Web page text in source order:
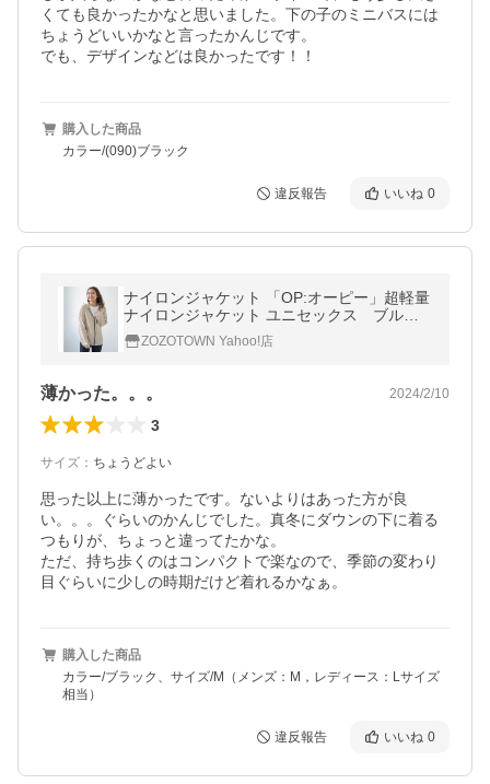
くても良かったかなと思いました。下の子のミニバスには
ちょうどいいかなと言ったかんじです。
でも、デザインなどは良かったです！！
購入した商品
カラー/(090)ブラック
違反報告 いいね 0
ナイロンジャケット 「OP:オーピー」超軽量
ナイロンジャケット ユニセックス ブルゾ
ン ジップアップパーカー ポケッタブル
微撥水 メンズ レディース
ZOZOTOWN Yahoo!店
薄かった。。。 2024/2/10
3
サイズ ： ちょうどよい
思った以上に薄かったです。ないよりはあった方が良
い。。。ぐらいのかんじでした。真冬にダウンの下に着る
つもりが、ちょっと違ってたかな。
ただ、持ち歩くのはコンパクトで楽なので、季節の変わり
目ぐらいに少しの時期だけど着れるかなぁ。
購入した商品
カラー/ブラック、サイズ/M（メンズ：M，レディース：Lサイズ
相当）
違反報告 いいね 0